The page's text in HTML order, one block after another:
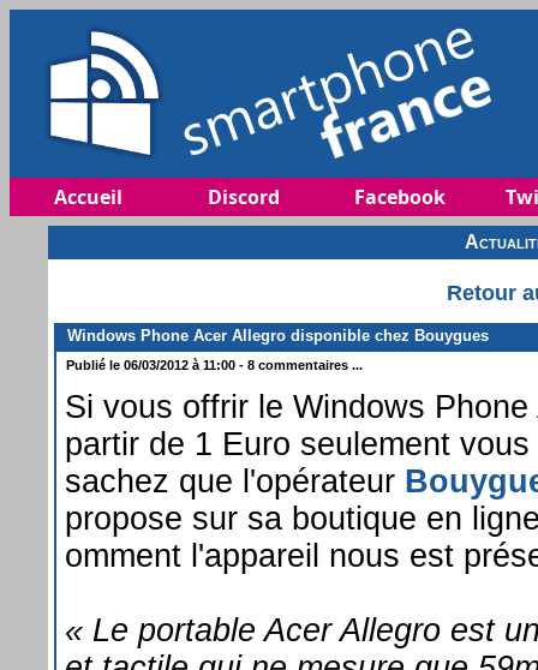
Accueil Discord Facebook
Retour
Windows Phone Acer Allegro disponible chez Bouygues
Publié le 06/03/2012 à 11:00 - 8 commentaires ...
Si vous offrir le Windows
partir de 1 Euro seulement
sachez que l'opérateur
propose sur sa boutique en
omment l'appareil nous est
« Le portable Acer Allegro est